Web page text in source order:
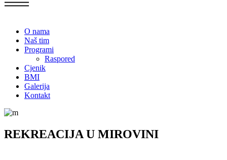
O nama
Naš tim
Programi
Raspored
Cjenik
BMI
Galerija
Kontakt
REKREACIJA U MIROVINI